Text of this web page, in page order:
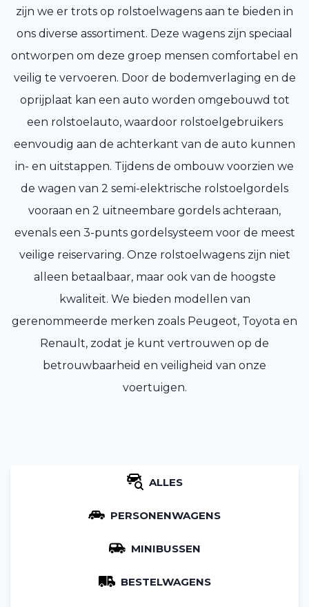
zijn we er trots op rolstoelwagens aan te bieden in
ons diverse assortiment. Deze wagens zijn speciaal
ontworpen om deze groep mensen comfortabel en
veilig te vervoeren. Door de bodemverlaging en de
oprijplaat kan een auto worden omgebouwd tot
een rolstoelauto, waardoor rolstoelgebruikers
eenvoudig aan de achterkant van de auto kunnen
in- en uitstappen. Tijdens de ombouw voorzien we
de wagen van 2 semi-elektrische rolstoelgordels
vooraan en 2 uitneembare gordels achteraan,
evenals een 3-punts gordelsysteem voor de meest
veilige reiservaring. Onze rolstoelwagens zijn niet
alleen betaalbaar, maar ook van de hoogste
kwaliteit. We bieden modellen van
gerenommeerde merken zoals Peugeot, Toyota en
Renault, zodat je kunt vertrouwen op de
betrouwbaarheid en veiligheid van onze
voertuigen.
ALLES
PERSONENWAGENS
MINIBUSSEN
BESTELWAGENS